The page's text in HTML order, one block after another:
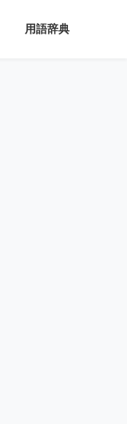
用語辞典